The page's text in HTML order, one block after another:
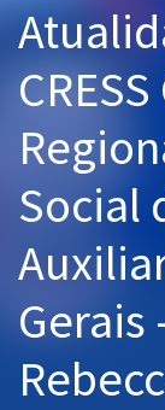
Cursos 20% OFF
Pós
Graduação
OAB
Mentorias
Questões grátis
Social
Gerais